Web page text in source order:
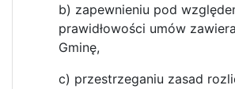
b) zapewnieniu pod
prawidłowości umów
Gminę,
c) przestrzeganiu zasad